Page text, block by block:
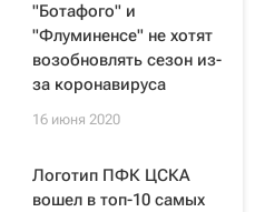
"Ботафого" и
"Флуминенсе" не хотят
возобновлять сезон из-
за коронавируса
16 июня 2020
Логотип ПФК ЦСКА
вошел в топ-10 самых